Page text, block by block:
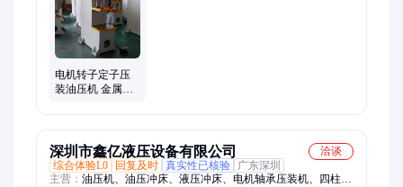
压冲床、齿轮坯法兰、汽车刹车片、轴承压装机、牛羊舔砖机、
金属冲压机、盐块成型机
电机转子定子压
装油压机 金属整
深圳市鑫亿液压设备有限公司
洽谈
综合体验L0
回复及时 真实性已核验
广东深圳
主营： 油压机、油压冲床、液压冲床、电机轴承压装机、四柱油